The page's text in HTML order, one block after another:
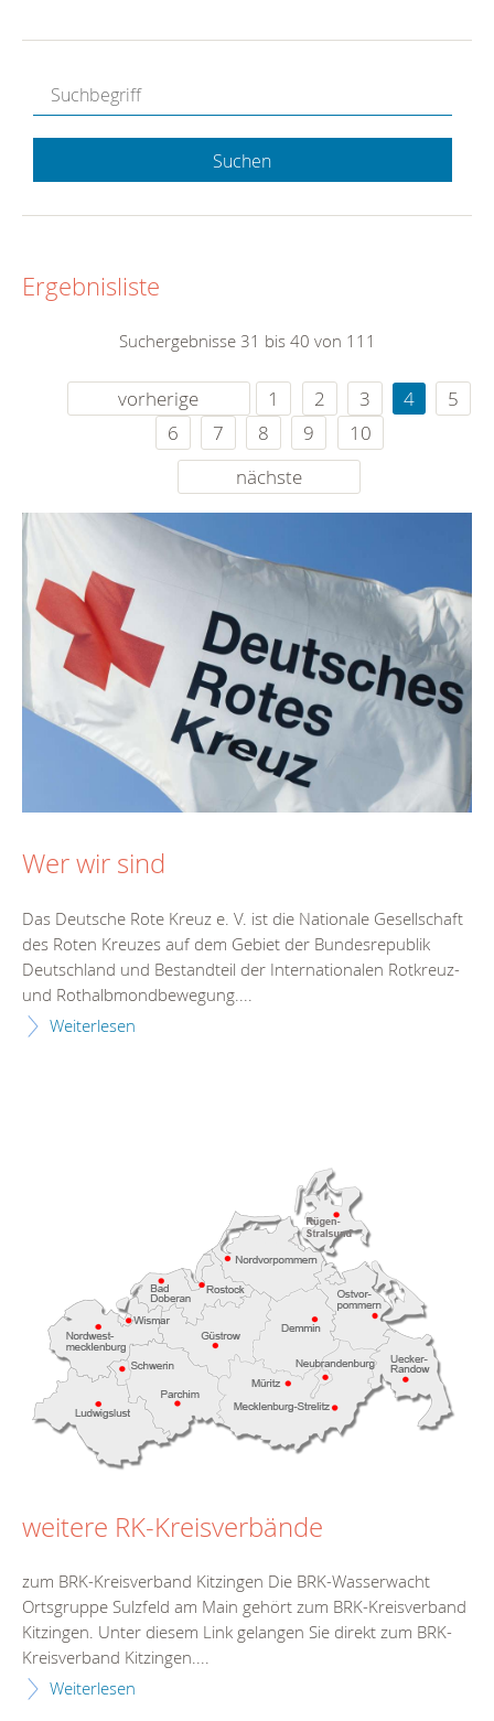
Suchen
Ergebnisliste
Suchergebnisse 31 bis 40 von 111
vorherige 1 2 3 4
5
6
7 8 9
10
nächste
Wer wir sind
Das Deutsche Rote Kreuz e. V. ist die Nationale Gesellschaft
des Roten Kreuzes auf dem Gebiet der Bundesrepublik
Deutschland und Bestandteil der Internationalen Rotkreuz-
und Rothalbmondbewegung....
Weiterlesen
weitere RK-Kreisverbände
zum BRK-Kreisverband Kitzingen Die BRK-Wasserwacht
Ortsgruppe Sulzfeld am Main gehört zum BRK-Kreisverband
Kitzingen. Unter diesem Link gelangen Sie direkt zum BRK-
Kreisverband Kitzingen....
Weiterlesen